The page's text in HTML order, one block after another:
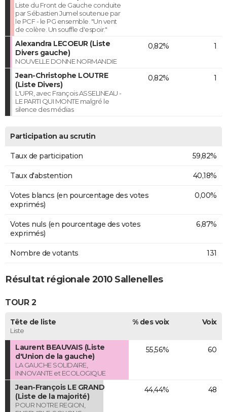
Liste du Front de Gauche conduite
par Sébastien Jumel soutenue par
le PCF - le PG ensemble. "Un vent
de colère. Un souffle d'espoir."
Alexandra LECOEUR (Liste
Divers gauche)
NOUVELLE DONNE NORMANDIE
0,82% 1
Jean-Christophe LOUTRE
(Liste Divers)
L'UPR, avec François ASSELINEAU -
LE PARTI QUI MONTE malgré le
silence des médias
0,82% 1
Participation au scrutin
Taux de participation 59,82%
Taux d'abstention 40,18%
Votes blancs (en pourcentage des votes
exprimés)
0,00%
Votes nuls (en pourcentage des votes
exprimés)
6,87%
Nombre de votants 131
Résultat régionale 2010 Sallenelles
TOUR 2
Tête de liste
Liste
% des voix Voix
Laurent BEAUVAIS (Liste
d'Union de la gauche)
LA GAUCHE SOLIDAIRE,
INNOVANTE et ECOLOGIQUE
55,56% 60
Jean-François LE GRAND
(Liste de la majorité)
POUR NOTRE REGION,
44,44% 48